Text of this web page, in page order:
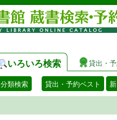
いろいろ検索 貸出・
分類検索 貸出・予約ベスト